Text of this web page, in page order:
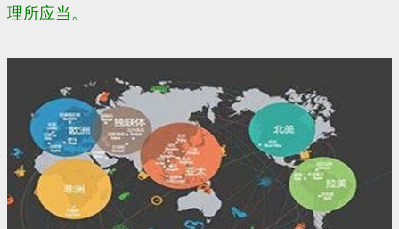
理所应当。